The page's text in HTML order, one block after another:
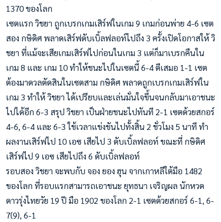
1370 ของโลก
เซตแรก วิชยา ถูกเบรกเกมเสิร์ฟในเกม 9 เกมก่อนพ่าย 4-6 เซต
สอง กษิดิศ พลาดเสิร์ฟดับเบิ้ลฟลอท์ไปถึง 3 ครั้งเปิดโอกาสให้ วิ
ชยา ที่แม้จะเสียเกมเสิร์ฟไปก่อนในเกม 3 แต่ก็มาเบรกคืนใน
เกม 8 และ เกม 10 ทำให้ชนะไปในเซตนี้ 6-4 ตีเสมอ 1-1 เซต
ต้องมาดวลตัดสินในเซตสาม กษิดิศ พลาดถูกเบรกเกมเสิร์ฟใน
เกม 3 ทำให้ วิชยา ได้เปรียบและเล่นมั่นใจขึ้นจนกลับมาเอาชนะ
ไปได้อีก 6-3 สรุป วิชยา เป็นฝ่ายชนะไปทันที 2-1 เซตด้วยสกอร์
4-6, 6-4 และ 6-3 ใช้เวลาแข่งขันไปทั้งสิ้น 2 ชั่วโมง 5 นาที ทำ
ผลงานเสิร์ฟไป 10 เอซ เสียไป 3 ดับเบิ้ลฟลอท์ ขณะที่ กษิดิศ
เสิร์ฟไป 9 เอซ เสียไปถึง 6 ดับเบิ้ลฟลอท์
รอบสอง วิชยา จะพบกับ จอง ยอง ฮุน จากเกาหลีใต้มือ 1482
ของโลก ที่รอบแรกสามารถเอาชนะ ยุทธนา เจริญผล นักหวด
ดาวรุ่งไทยวัย 19 ปี มือ 1902 ของโลก 2-1 เซตด้วยสกอร์ 6-1, 6-
7(9), 6-1